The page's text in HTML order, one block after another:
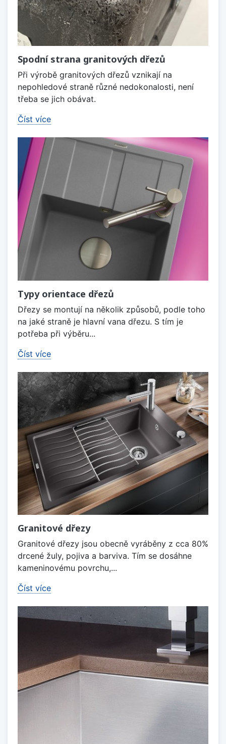
Spodní strana granitových dřezů
Při výrobě granitových dřezů vznikají na
nepohledové straně různé nedokonalosti, není
třeba se jich obávat.
Číst více
Typy orientace dřezů
Dřezy se montují na několik způsobů, podle toho
na jaké straně je hlavní vana dřezu. S tím je
potřeba při výběru...
Číst více
Granitové dřezy
Granitové dřezy jsou obecně vyráběny z cca 80%
drcené žuly, pojiva a barviva. Tím se dosáhne
kameninovému povrchu,...
Číst více